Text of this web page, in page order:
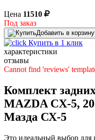
Цена 11510
Под заказ
Добавить в корзину
Купить в 1 клик
характеристики
отзывы
Cannot find 'reviews'
Комплект
MAZDA CX-5,
Мазда СХ-5
Это идеальный выбор для